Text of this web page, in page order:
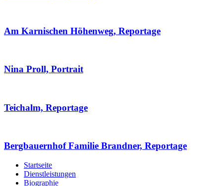
Am Karnischen Höhenweg, Reportage
Nina Proll, Portrait
Teichalm, Reportage
Bergbauernhof Familie Brandner, Reportage
Startseite
Dienstleistungen
Biographie